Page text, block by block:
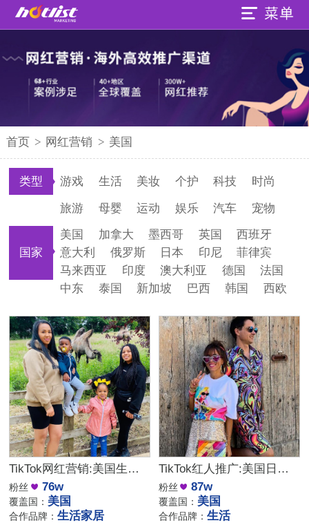
首页 > 网红营销 > 美国
类型 游戏 生活 美妆 个护 科技 时尚
旅游 母婴 运动 娱乐 汽车 宠物
国家
美国 加拿大 墨西哥 英国
西班牙
意大利
俄罗斯 日本 印尼
菲律宾
马来西亚
印度 澳大利亚 德国
法国
中东
泰国 新加坡 巴西 韩国 西欧
TikTok网红营销:美国生活家居好物推荐KOL博主
粉丝 76w
覆盖国： 美国
合作品牌：生活家居
TikTok红人推广:美国日常生活穿搭分享达人频道建联
粉丝 87w
覆盖国： 美国
合作品牌：生活